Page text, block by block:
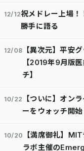
12/12祝メドレー上場！
勝手に語る
12/08
【異次元】平安
【2019年9月版
チ】
10/22
【ついに】オン
ーをウォッチ開
10/20
【満席御礼】
ラボ主催の